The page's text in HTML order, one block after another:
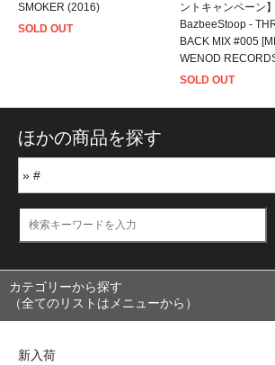
SMOKER (2016)
SOLD OUT
ントキャンペーン】
BazbeeStoop -
BACK MIX #005
WENOD
SOLD OUT
ほかの商品を探す
カテゴリーから探す
（全てのリストはメニューから）
新入荷